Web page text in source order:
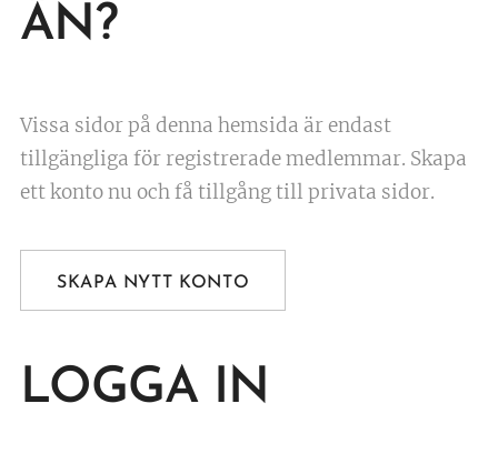
ÄN?
Vissa sidor på denna hemsida är endast
tillgängliga för registrerade medlemmar. Skapa
ett konto nu och få tillgång till privata sidor.
SKAPA NYTT KONTO
LOGGA IN